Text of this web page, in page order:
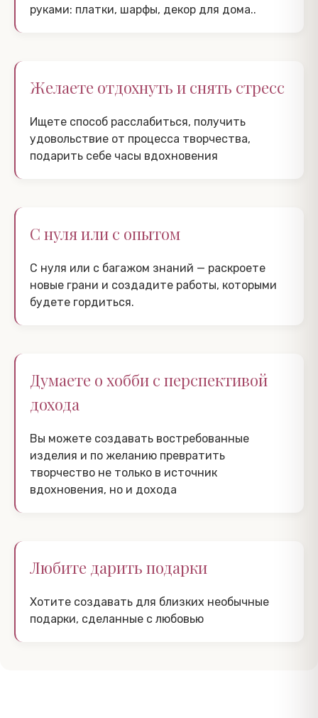
руками: платки, шарфы, декор для дома..
Желаете отдохнуть и снять стресс
Ищете способ расслабиться, получить
удовольствие от процесса творчества,
подарить себе часы вдохновения
С нуля или с опытом
С нуля или с багажом знаний — раскроете
новые грани и создадите работы, которыми
будете гордиться.
Думаете о хобби с перспективой
дохода
Вы можете создавать востребованные
изделия и по желанию превратить
творчество не только в источник
вдохновения, но и дохода
Любите дарить подарки
Хотите создавать для близких необычные
подарки, сделанные с любовью